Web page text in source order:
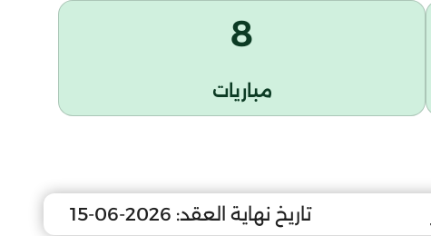
8
مباريات
تاريخ نهاية العقد: 2026-06-15